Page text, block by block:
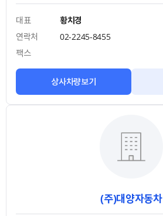
대표
황치경
연락처
02-2245-8455
팩스
상사차량보기
(주)대양자동차